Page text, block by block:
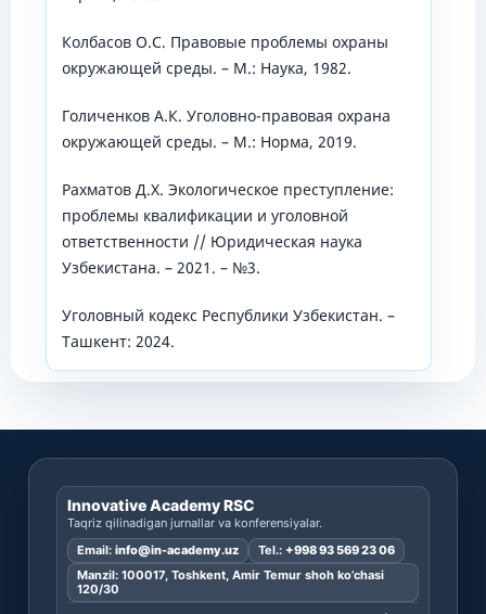
Колбасов О.С. Правовые проблемы охраны
окружающей среды. – М.: Наука, 1982.
Голиченков А.К. Уголовно-правовая охрана
окружающей среды. – М.: Норма, 2019.
Рахматов Д.Х. Экологическое преступление:
проблемы квалификации и уголовной
ответственности // Юридическая наука
Узбекистана. – 2021. – №3.
Уголовный кодекс Республики Узбекистан. –
Ташкент: 2024.
Innovative Academy RSC
Taqriz qilinadigan jurnallar va konferensiyalar.
Email: info@in-academy.uz Tel.: +998 93 569 23 06
Manzil: 100017, Toshkent, Amir Temur shoh ko’chasi
120/30